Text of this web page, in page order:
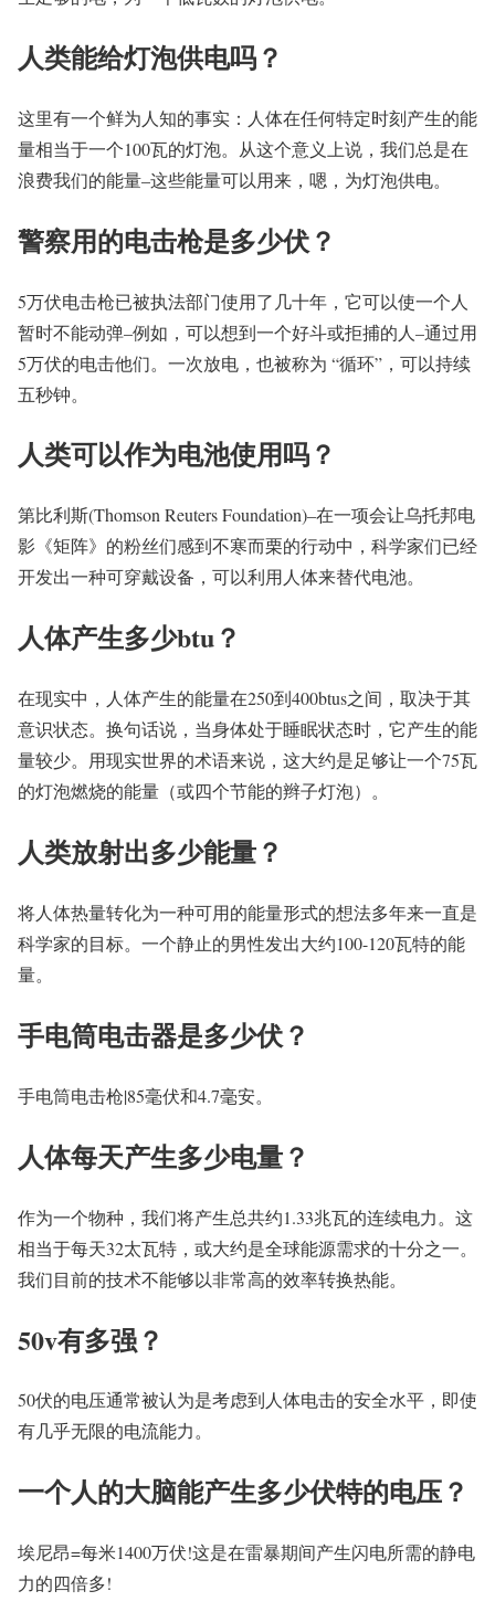
人类能给灯泡供电吗？
这里有一个鲜为人知的事实：人体在任何特定时刻产生的能
量相当于一个100瓦的灯泡。从这个意义上说，我们总是在
浪费我们的能量–这些能量可以用来，嗯，为灯泡供电。
警察用的电击枪是多少伏？
5万伏电击枪已被执法部门使用了几十年，它可以使一个人
暂时不能动弹–例如，可以想到一个好斗或拒捕的人–通过用
5万伏的电击他们。一次放电，也被称为 “循环”，可以持续
五秒钟。
人类可以作为电池使用吗？
第比利斯(Thomson Reuters Foundation)–在一项会让乌托邦电
影《矩阵》的粉丝们感到不寒而栗的行动中，科学家们已经
开发出一种可穿戴设备，可以利用人体来替代电池。
人体产生多少btu？
在现实中，人体产生的能量在250到400btus之间，取决于其
意识状态。换句话说，当身体处于睡眠状态时，它产生的能
量较少。用现实世界的术语来说，这大约是足够让一个75瓦
的灯泡燃烧的能量（或四个节能的辫子灯泡）。
人类放射出多少能量？
将人体热量转化为一种可用的能量形式的想法多年来一直是
科学家的目标。一个静止的男性发出大约100-120瓦特的能
量。
手电筒电击器是多少伏？
手电筒电击枪|85毫伏和4.7毫安。
人体每天产生多少电量？
作为一个物种，我们将产生总共约1.33兆瓦的连续电力。这
相当于每天32太瓦特，或大约是全球能源需求的十分之一。
我们目前的技术不能够以非常高的效率转换热能。
50v有多强？
50伏的电压通常被认为是考虑到人体电击的安全水平，即使
有几乎无限的电流能力。
一个人的大脑能产生多少伏特的电压？
埃尼昂=每米1400万伏!这是在雷暴期间产生闪电所需的静电
力的四倍多!